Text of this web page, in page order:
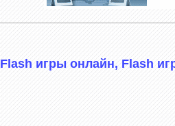
Flash игры онлайн, Flash